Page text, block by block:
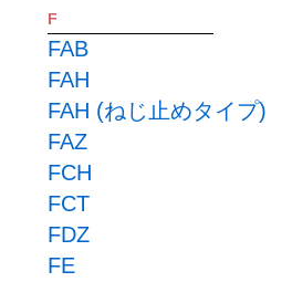
F
FAB
FAH
FAH (ねじ止めタイプ)
FAZ
FCH
FCT
FDZ
FE